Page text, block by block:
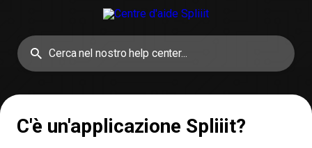
C'è un'applicazione Spliiit?